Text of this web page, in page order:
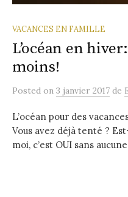
VACANCES EN FAMILLE
L’océan en
moins!
Posted on 3 janvier 2017 de
L’océan pour des
Vous avez déjà tenté ?
moi, c’est OUI sans